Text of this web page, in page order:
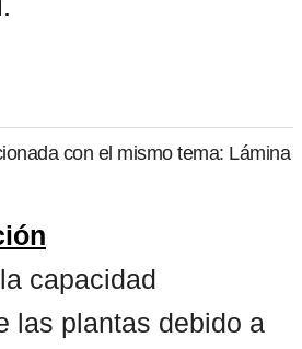
con el mismo tema: Lámina
capacidad
las plantas debido a